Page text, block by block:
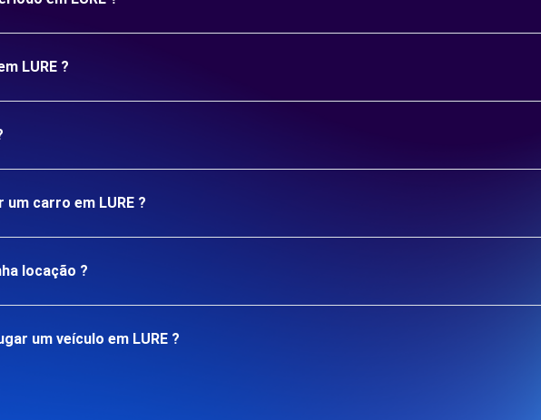
LURE ?
carro em LURE ?
locação ?
um veículo em LURE ?